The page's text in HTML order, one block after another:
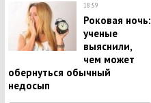
18:59
Роковая ночь:
ученые
выяснили,
чем может
обернуться обычный
недосып